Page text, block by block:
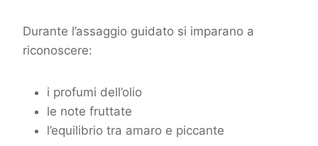
Durante l’assaggio guidato si imparano a
riconoscere:
i profumi dell’olio
le note fruttate
l’equilibrio tra amaro e piccante